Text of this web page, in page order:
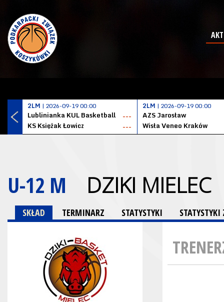
2LM | 2026-09-19 00:00
Lublinianka KUL Basketball
---
KS Księżak Łowicz
---
2LM | 2026-09-19 00:00
AZS Jarosław
Wisła Veneo Kraków
U-12 M DZIKI MIELEC
SKŁAD TERMINARZ STATYSTYKI